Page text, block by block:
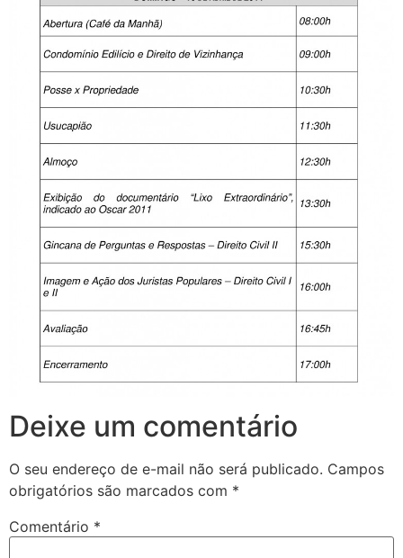
Deixe um comentário
O seu endereço de e-mail não será publicado. Campos
obrigatórios são marcados com *
Comentário *